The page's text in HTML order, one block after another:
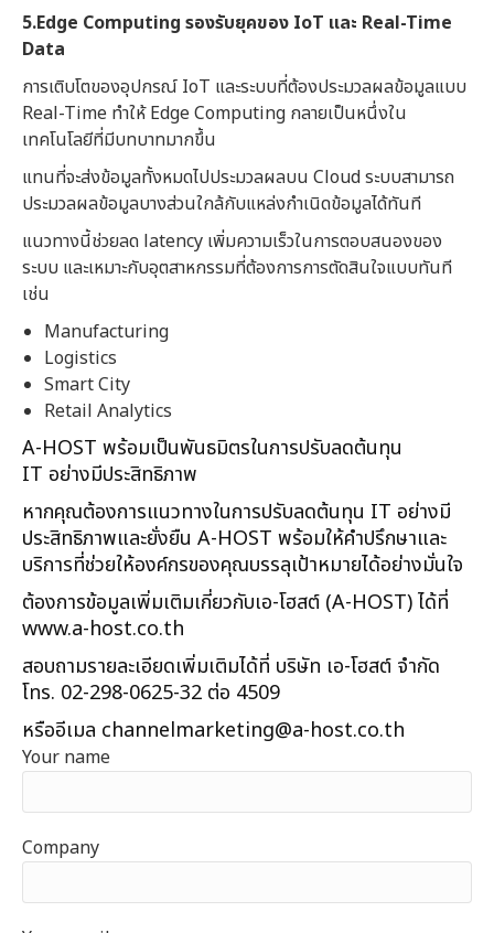
5.Edge Computing รองรับยุคของ IoT และ Real-Time
Data
การเติบโตของอุปกรณ์ IoT และระบบที่ต้องประมวลผลข้อมูลแบบ
Real-Time ทำให้ Edge Computing กลายเป็นหนึ่งใน
เทคโนโลยีที่มีบทบาทมากขึ้น
แทนที่จะส่งข้อมูลทั้งหมดไปประมวลผลบน Cloud ระบบสามารถ
ประมวลผลข้อมูลบางส่วนใกล้กับแหล่งกำเนิดข้อมูลได้ทันที
แนวทางนี้ช่วยลด latency เพิ่มความเร็วในการตอบสนองของ
ระบบ และเหมาะกับอุตสาหกรรมที่ต้องการการตัดสินใจแบบทันที
เช่น
Manufacturing
Logistics
Smart City
Retail Analytics
A-HOST พร้อมเป็นพันธมิตรในการปรับลดต้นทุน
IT อย่างมีประสิทธิภาพ
หากคุณต้องการแนวทางในการปรับลดต้นทุน IT อย่างมี
ประสิทธิภาพและยั่งยืน A-HOST พร้อมให้คำปรึกษาและ
บริการที่ช่วยให้องค์กรของคุณบรรลุเป้าหมายได้อย่างมั่นใจ
ต้องการข้อมูลเพิ่มเติมเกี่ยวกับเอ-โฮสต์ (A-HOST) ได้ที่
www.a-host.co.th
สอบถามรายละเอียดเพิ่มเติมได้ที่ บริษัท เอ-โฮสต์ จำกัด
โทร. 02-298-0625-32 ต่อ 4509
หรืออีเมล channelmarketing@a-host.co.th
Your name
Company